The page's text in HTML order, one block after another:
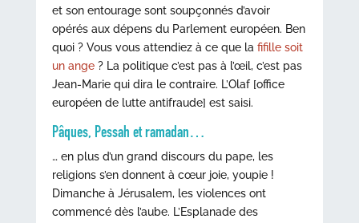
et son entourage sont soupçonnés d’avoir
opérés aux dépens du Parlement européen. Ben
quoi ? Vous vous attendiez à ce que la fifille soit
un ange ? La politique c’est pas à l’œil, c’est pas
Jean-Marie qui dira le contraire. L’Olaf [office
européen de lutte antifraude] est saisi.
Pâques, Pessah et ramadan…
… en plus d’un grand discours du pape, les
religions s’en donnent à cœur joie, youpie !
Dimanche à Jérusalem, les violences ont
commencé dès l’aube. L’Esplanade des